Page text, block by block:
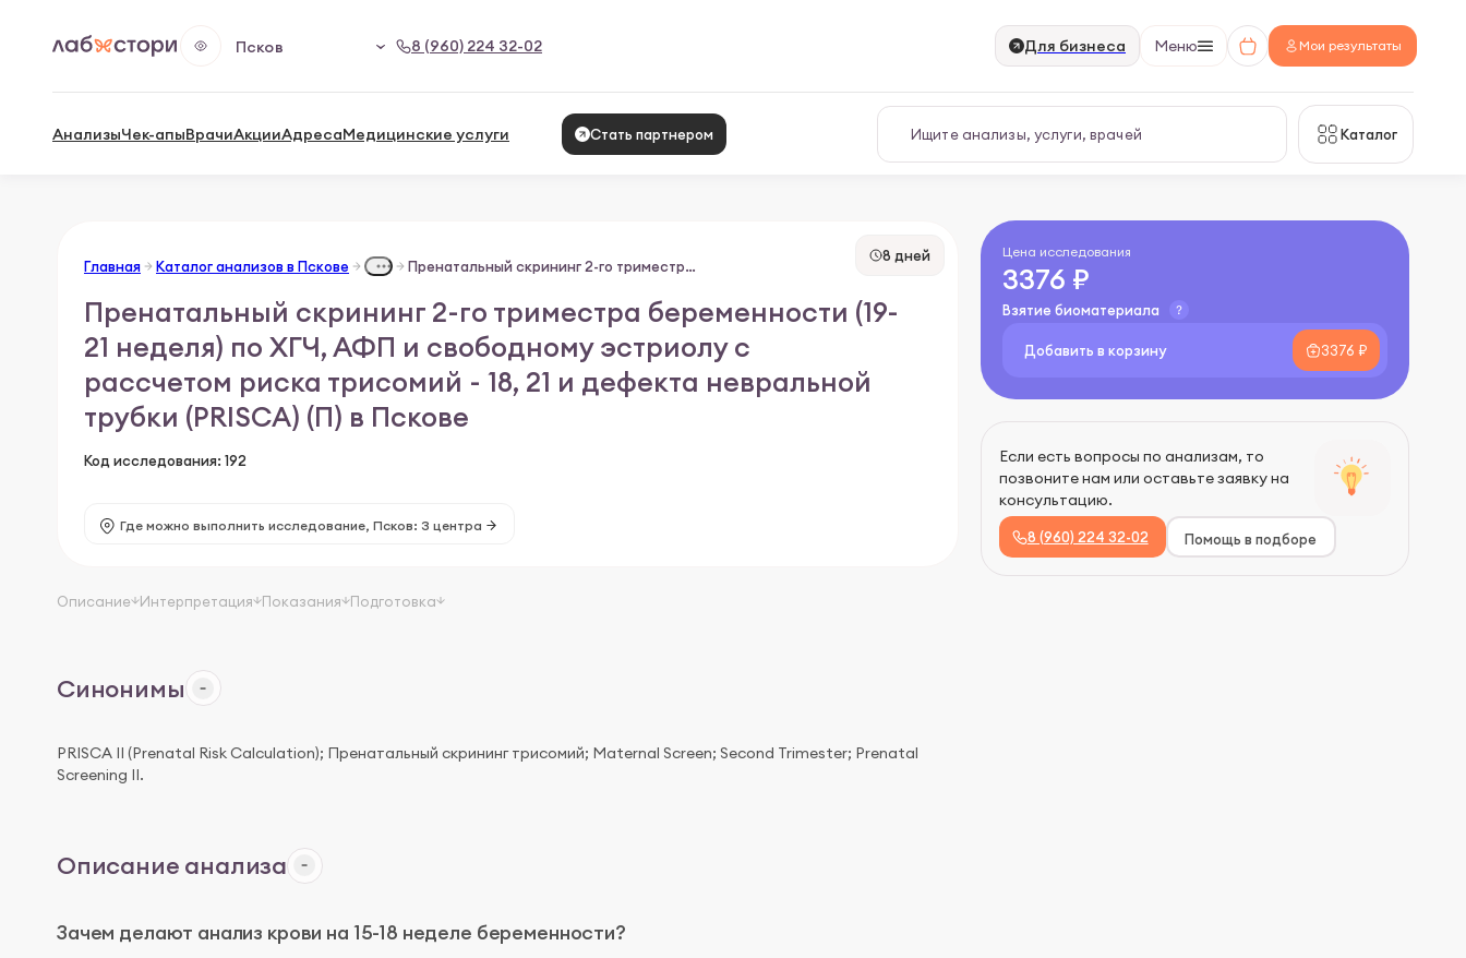
Псков 8 (960) 224 32-02 Для бизнеса Меню Мои результаты
АнализыЧек-апыВрачиАкцииАдресаМедицинские услуги Стать партнером Каталог
8 дней
Главная Каталог анализов в Пскове Пренатальный скрининг 2-го триместра беременности (19-21 неделя) по ХГЧ, АФП и свободному эстриолу с рассчетом риска трисомий - 18, 21 и дефекта невральной трубки (PRISСA) (П)
Пренатальный скрининг 2-го триместра беременности (19-
21 неделя) по ХГЧ, АФП и свободному эстриолу с
рассчетом риска трисомий - 18, 21 и дефекта невральной
трубки (PRISСA) (П) в Пскове
Код исследования: 192
Где можно выполнить исследование, Псков: 3 центра
Цена исследования
3376 ₽
Взятие биоматериала
Добавить в корзину 3376 ₽
Если есть вопросы по анализам, то
позвоните нам или оставьте заявку на
консультацию.
8 (960) 224 32-02 Помощь в подборе
Описание Интерпретация Показания Подготовка
Синонимы
PRISCA II (Prenatal Risk Calculation); Пренатальный скрининг трисомий; Maternal Screen; Second Trimester; Prenatal
Screening II.
Описание анализа
Зачем делают анализ крови на 15-18 неделе беременности?